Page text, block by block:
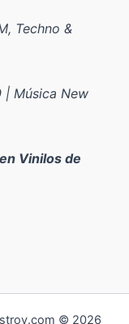
Techno &
| Música New
Vinilos de
© 2026